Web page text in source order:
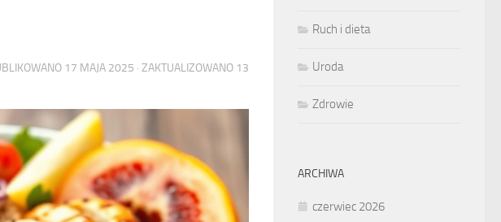
17 MAJA 2025 · ZAKTUALIZOWANO 13
Ruch i dieta
Uroda
Zdrowie
ARCHIWA
czerwiec 2026